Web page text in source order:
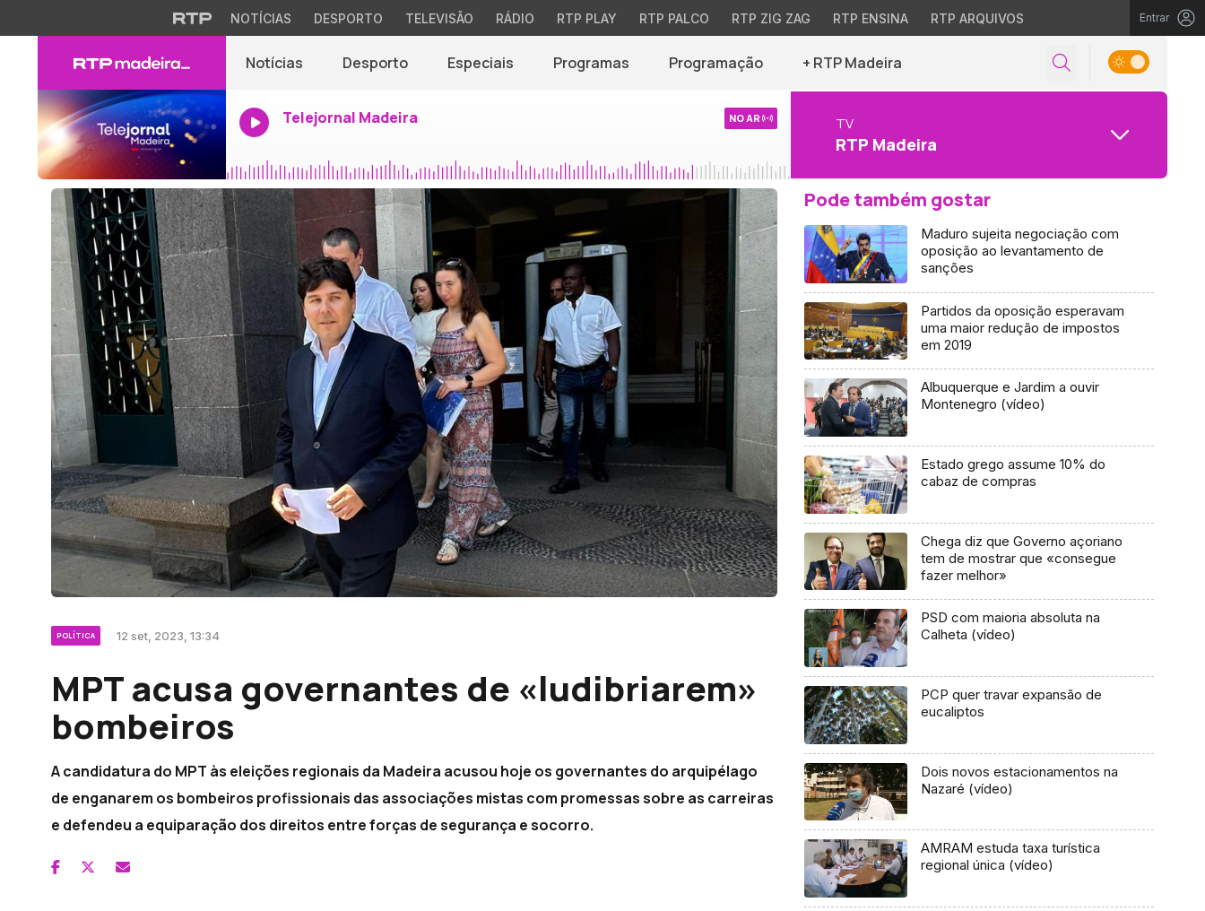
NOTÍCIAS DESPORTO TELEVISÃO RÁDIO RTP PLAY RTP PALCO RTP ZIG ZAG RTP ENSINA RTP ARQUIVOS Entrar
Notícias Desporto Especiais Programas Programação + RTP Madeira
Telejornal Madeira NO AR TV
RTP Madeira
POLÍTICA 12 set, 2023, 13:34
MPT acusa governantes de «ludibriarem»
bombeiros
A candidatura do MPT às eleições regionais da Madeira acusou hoje os governantes do arquipélago
de enganarem os bombeiros profissionais das associações mistas com promessas sobre as carreiras
e defendeu a equiparação dos direitos entre forças de segurança e socorro.
Pode também gostar
Maduro sujeita negociação com
oposição ao levantamento de
sanções
Partidos da oposição esperavam
uma maior redução de impostos
em 2019
Albuquerque e Jardim a ouvir
Montenegro (vídeo)
Estado grego assume 10% do
cabaz de compras
Chega diz que Governo açoriano
tem de mostrar que «consegue
fazer melhor»
PSD com maioria absoluta na
Calheta (vídeo)
PCP quer travar expansão de
eucaliptos
Dois novos estacionamentos na
Nazaré (vídeo)
AMRAM estuda taxa turística
regional única (vídeo)